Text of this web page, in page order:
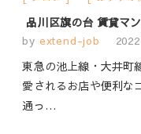
品川区旗の台 賃貸マ
by extend-job
東急の池上線・大井町
愛されるお店や便利な
通っ…